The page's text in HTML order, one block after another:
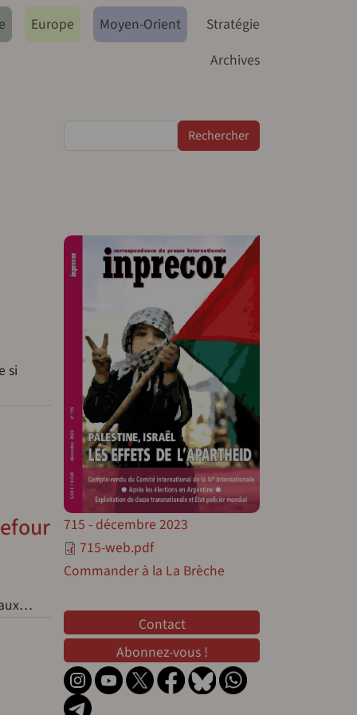
Europe Moyen-Orient
Stratégie
Archives
si
715 - décembre 2023
715-web.pdf
Commander à la La Brèche
Contact
Abonnez-vous !